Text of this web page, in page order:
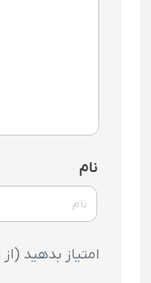
نام
امتیاز بدهید (از 1 تا 5) :